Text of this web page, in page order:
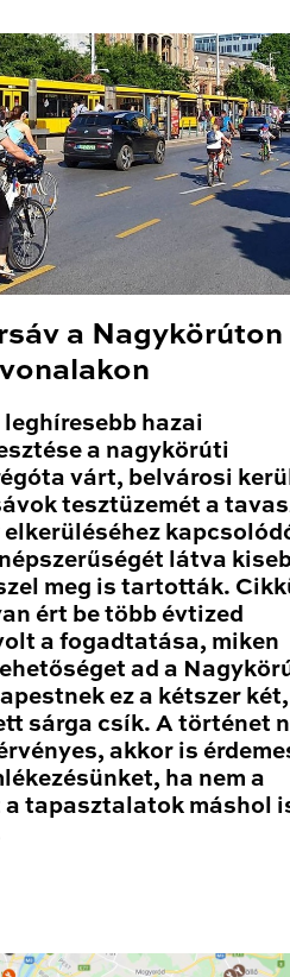
a Nagykörúton
hazai
a nagykörúti
várt, belvárosi
tesztüzemét a
látva
meg is tartották.
ért be több évtized
a fogadtatása, miken
ad a
ez a kétszer
sárga csík. A történet
akkor is
ha nem a
a tapasztalatok máshol